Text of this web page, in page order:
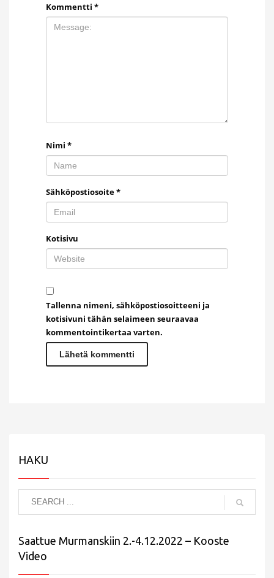
Kommentti *
Nimi *
Sähköpostiosoite*
Kotisivu
Tallenna nimeni, sähköpostiosoitteeni ja
kotisivuni tähän selaimeen seuraavaa
kommentointikertaa varten.
HAKU
Saattue Murmanskiin 2.-4.12.2022 – Kooste
Video